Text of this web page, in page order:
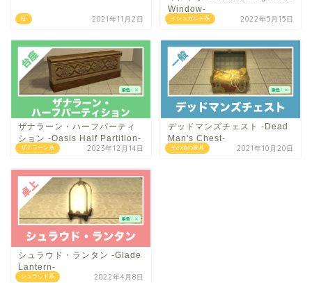
柱 2021年11月2日 イシュガルド系
Window-
2022年5月15日
ザナラーン系
ザナラーン・ハーフパーティ
ション -Oasis Half Partition-
2023年12月14日 その他の家具
デッドマンズチェスト -Dead
Man's Chest-
2021年10月20日
シュラウド系
シュラウド・ランタン -Glade
Lantern-
2022年4月8日